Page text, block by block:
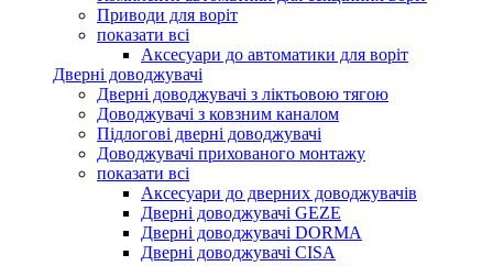
Приводи для воріт
показати всі
Аксесуари до автоматики для воріт
Дверні доводжувачі
Дверні доводжувачі з ліктьовою тягою
Доводжувачі з ковзним каналом
Підлогові дверні доводжувачі
Доводжувачі прихованого монтажу
показати всі
Аксесуари до дверних доводжувачів
Дверні доводжувачі GEZE
Дверні доводжувачі DORMA
Дверні доводжувачі CISA